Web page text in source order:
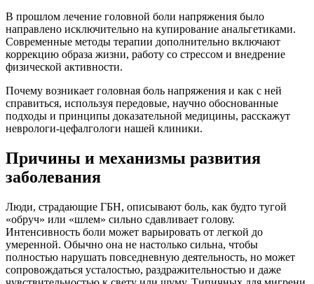
В прошлом лечение головной боли напряжения было
направлено исключительно на купирование анальгетиками.
Современные методы терапии дополнительно включают
коррекцию образа жизни, работу со стрессом и внедрение
физической активности.
Почему возникает головная боль напряжения и как с ней
справиться, используя передовые, научно обоснованные
подходы и принципы доказательной медицины, расскажут
неврологи-цефалгологи нашей клиники.
Причины и механизмы развития
заболевания
Люди, страдающие ГБН, описывают боль, как будто тугой
«обруч» или «шлем» сильно сдавливает голову.
Интенсивность боли может варьировать от легкой до
умеренной. Обычно она не настолько сильна, чтобы
полностью нарушать повседневную деятельность, но может
сопровождаться усталостью, раздражительностью и даже